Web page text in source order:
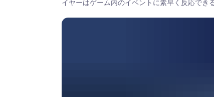
イヤーはゲーム内のイベントに素早く反応でき